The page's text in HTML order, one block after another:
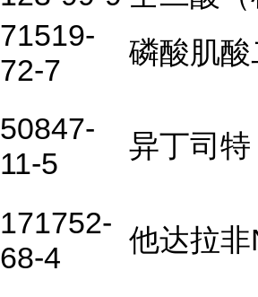
71519-
72-7
磷酸肌酸
50847-
11-5
异丁司特
171752-
68-4
他达拉